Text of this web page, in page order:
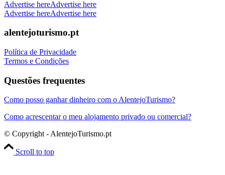
Advertise hereAdvertise here
Advertise hereAdvertise here
alentejoturismo.pt
Política de Privacidade
Termos e Condições
Questões frequentes
Como posso ganhar dinheiro com o AlentejoTurismo?
Como acrescentar o meu alojamento privado ou comercial?
© Copyright - AlentejoTurismo.pt
Scroll to top